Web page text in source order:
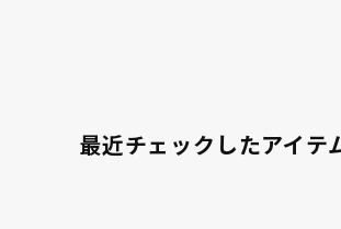
最近チェックしたアイテ